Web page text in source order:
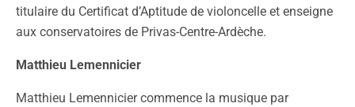
titulaire du Certificat d’Aptitude de violoncelle et enseigne
aux conservatoires de Privas-Centre-Ardèche.
Matthieu Lemennicier
Matthieu Lemennicier commence la musique par